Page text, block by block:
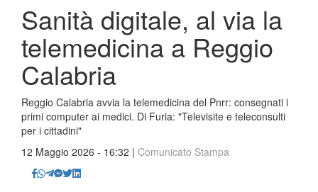
Sanità digitale, al via la
telemedicina a Reggio
Calabria
Reggio Calabria avvia la telemedicina del Pnrr: consegnati i
primi computer ai medici. Di Furia: "Televisite e teleconsulti
per i cittadini"
12 Maggio 2026 - 16:32 | Comunicato Stampa